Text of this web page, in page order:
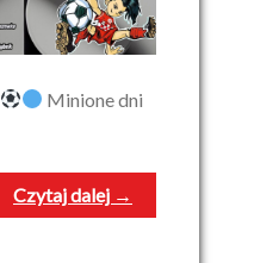
Minione dni
Czytaj dalej →